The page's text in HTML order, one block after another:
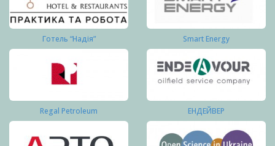
Готель “Надія” Smart Energy
Regal Petroleum ЕНДЕЙВЕР